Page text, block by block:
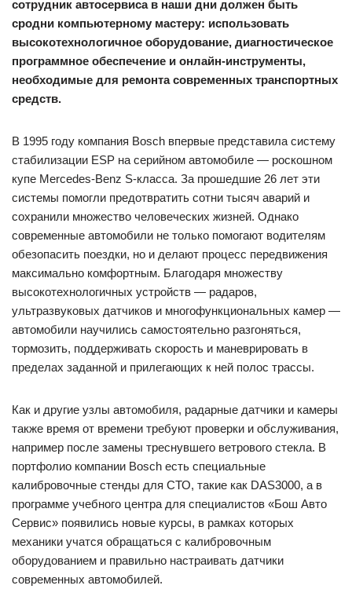
сотрудник автосервиса в наши дни должен быть
сродни компьютерному мастеру: использовать
высокотехнологичное оборудование, диагностическое
программное обеспечение и онлайн-­инструменты,
необходимые для ремонта современных транспортных
средств.
В 1995 году компания Bosch впервые представила систему
стабилизации ESP на серийном автомобиле — роскошном
купе Mercedes-­Benz S‑класса. За прошедшие 26 лет эти
системы помогли предотвратить сотни тысяч аварий и
сохранили множество человеческих жизней. Однако
современные автомобили не только помогают водителям
обезопасить поездки, но и делают процесс передвижения
максимально комфортным. Благодаря множеству
высокотехнологичных устройств — радаров,
ультразвуковых датчиков и многофункциональных камер —
автомобили научились самостоятельно разгоняться,
тормозить, поддерживать скорость и маневрировать в
пределах заданной и прилегающих к ней полос трассы.
Как и другие узлы автомобиля, радарные датчики и камеры
также время от времени требуют проверки и обслуживания,
например после замены треснувшего ветрового стекла. В
портфолио компании Bosch есть специальные
калибровочные стенды для СТО, такие как DAS3000, а в
программе учебного центра для специалистов «Бош Авто
Сервис» появились новые курсы, в рамках которых
механики учатся обращаться с калибровочным
оборудованием и правильно настраивать датчики
современных автомобилей.